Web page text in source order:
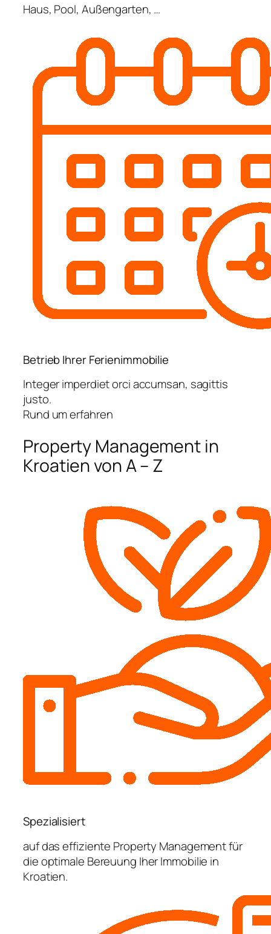
Haus, Pool, Außengarten, …
Betrieb Ihrer Ferienimmobilie
Integer imperdiet orci accumsan, sagittis
justo.
Rund um erfahren
Property Management in
Kroatien von A – Z
Spezialisiert
auf das effiziente Property Management für
die optimale Bereuung Iher Immobilie in
Kroatien.